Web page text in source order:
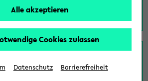
der
eKVV verwalteten
Alle akzeptieren
Cookies zulassen
Datenschutz Barrierefreiheit